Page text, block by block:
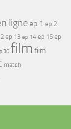
ligne ep 1 ep 2
ep 13 ep 14 ep 15 ep
30 film film
match